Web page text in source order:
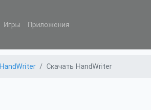
Игры Приложения
HandWriter Скачать HandWriter